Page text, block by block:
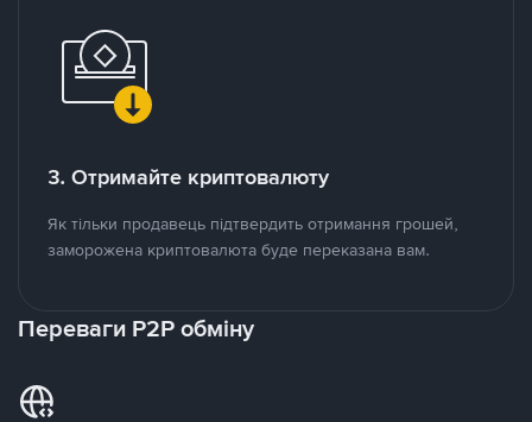
3. Отримайте криптовалюту
Як тільки продавець підтвердить отримання грошей,
заморожена криптовалюта буде переказана вам.
Переваги P2P обміну